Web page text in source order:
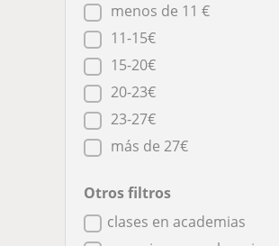
menos de 11 €
11-15€
15-20€
20-23€
23-27€
más de 27€
Otros filtros
clases en academias